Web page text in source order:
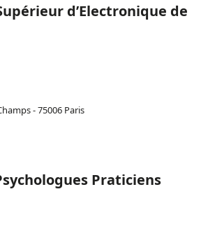
d’Electronique de
- 75006 Paris
Praticiens